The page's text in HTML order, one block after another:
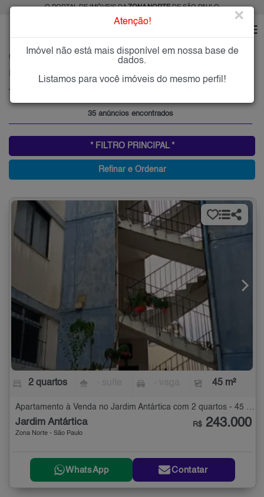
O PORTAL DE IMÓVEIS DAZONA NORTEDE SÃO PAULO
JARDIM ANTÁRTICA
Imóveis à Venda no Jardim Antártica, Zona Norte de São Paulo
Jardim Antártica, Zona Norte
35 anúncios encontrados
* FILTRO PRINCIPAL *
Refinar e Ordenar
2 quartos 45 m²
Apartamento à Venda no Jardim Antártica com 2 quartos - 45 m²
Jardim Antártica
Zona Norte - São Paulo
R$ 243.000
WhatsApp Contatar
Atenção! ×
Imóvel não está mais disponível em nossa base de
dados.
Listamos para você imóveis do mesmo perfil!